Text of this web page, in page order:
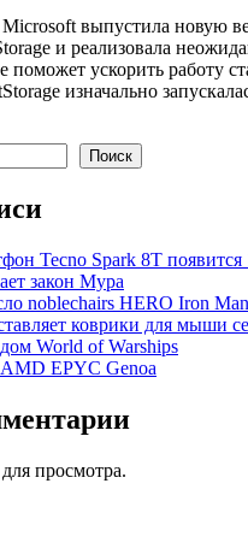
выпустила новую
и реализовала
поможет ускорить работу
изначально
Поиск
Tecno Spark 8T появится
закон Мура
noblechairs HERO Iron
коврики для мыши
World of Warships
EPYC Genoa
просмотра.